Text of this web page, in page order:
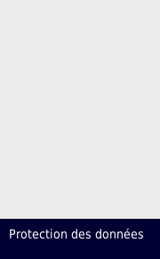
Protection des données